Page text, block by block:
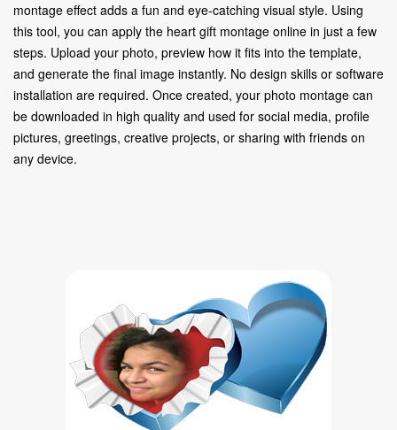
montage effect adds a fun and eye-catching visual style. Using
this tool, you can apply the heart gift montage online in just a few
steps. Upload your photo, preview how it fits into the template,
and generate the final image instantly. No design skills or software
installation are required. Once created, your photo montage can
be downloaded in high quality and used for social media, profile
pictures, greetings, creative projects, or sharing with friends on
any device.